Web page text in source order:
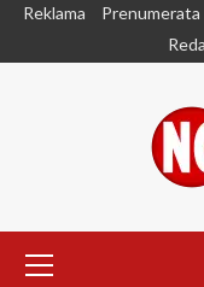
SkipReklama Prenumerata
Menu